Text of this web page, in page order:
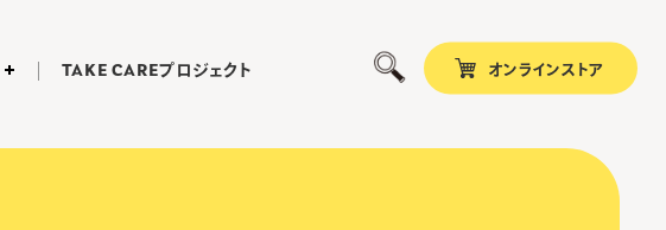
オンラインストア
TAKE CAREプロジェクト